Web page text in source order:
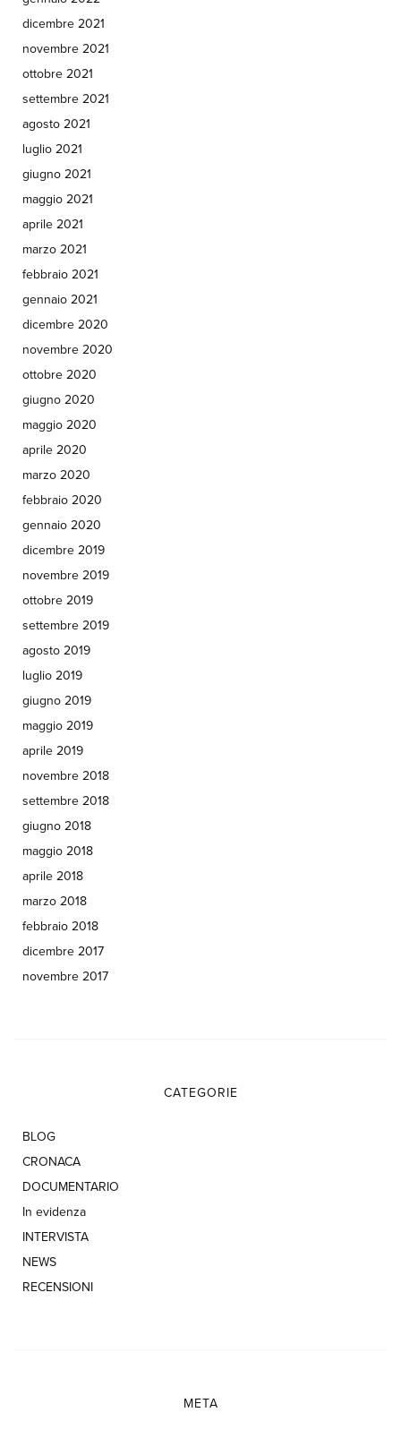
dicembre 2021
novembre 2021
ottobre 2021
settembre 2021
agosto 2021
luglio 2021
giugno 2021
maggio 2021
aprile 2021
marzo 2021
febbraio 2021
gennaio 2021
dicembre 2020
novembre 2020
ottobre 2020
giugno 2020
maggio 2020
aprile 2020
marzo 2020
febbraio 2020
gennaio 2020
dicembre 2019
novembre 2019
ottobre 2019
settembre 2019
agosto 2019
luglio 2019
giugno 2019
maggio 2019
aprile 2019
novembre 2018
settembre 2018
giugno 2018
maggio 2018
aprile 2018
marzo 2018
febbraio 2018
dicembre 2017
novembre 2017
CATEGORIE
BLOG
CRONACA
DOCUMENTARIO
In evidenza
INTERVISTA
NEWS
RECENSIONI
META